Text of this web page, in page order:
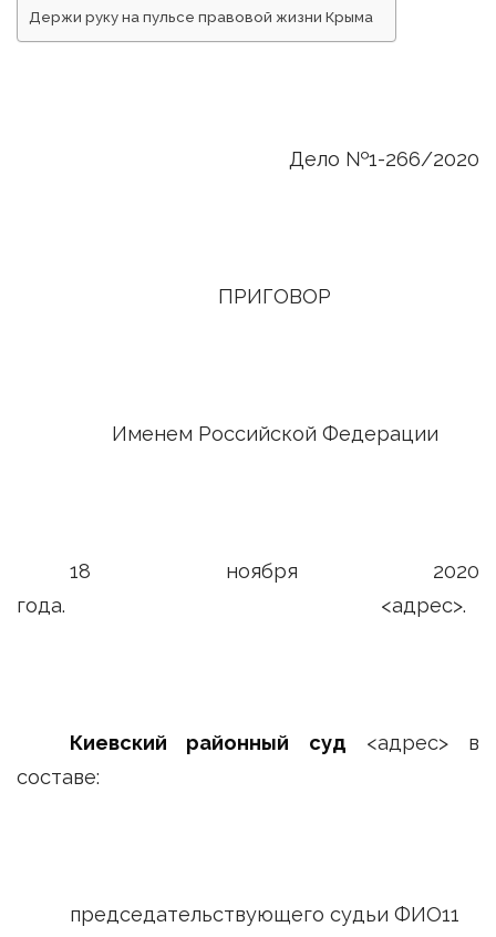
Держи руку на пульсе правовой жизни Крыма
Дело №1-266/2020
ПРИГОВОР
Именем Российской Федерации
18 ноября 2020
года. <адрес>.
Киевский районный суд <адрес> в
составе:
председательствующего судьи ФИО11